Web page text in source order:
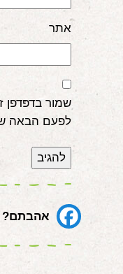
אתר
שמור בדפדפן
לפעם הבאה
אהבתם?